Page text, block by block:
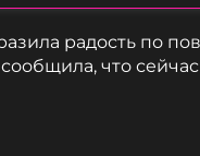
радость по
что сейчас